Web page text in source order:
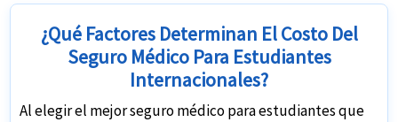
¿Qué Factores Determinan El Costo Del
Seguro Médico Para Estudiantes
Internacionales?
Al elegir el mejor seguro médico para estudiantes que